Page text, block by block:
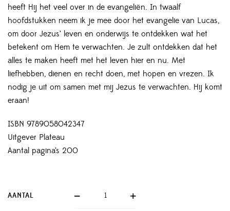
heeft Hij het veel over in de evangeliën. In twaalf
hoofdstukken neem ik je mee door het evangelie van Lucas,
om door Jezus’ leven en onderwijs te ontdekken wat het
betekent om Hem te verwachten. Je zult ontdekken dat het
alles te maken heeft met het leven hier en nu. Met
liefhebben, dienen en recht doen, met hopen en vrezen. Ik
nodig je uit om samen met mij Jezus te verwachten. Hij komt
eraan!
ISBN 9789058042347
Uitgever Plateau
Aantal pagina’s 200
AANTAL